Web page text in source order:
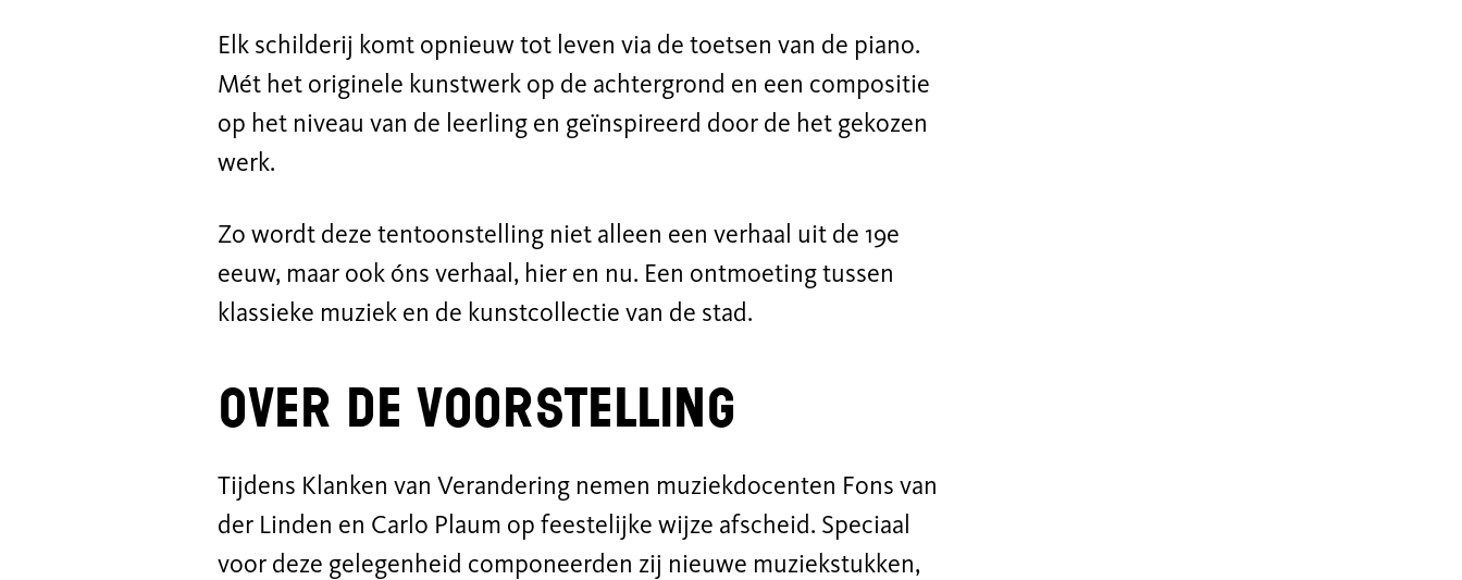
Elk schilderij komt opnieuw tot leven via de toetsen van de piano.
Mét het originele kunstwerk op de achtergrond en een compositie
op het niveau van de leerling en geïnspireerd door de het gekozen
werk.
Zo wordt deze tentoonstelling niet alleen een verhaal uit de 19e
eeuw, maar ook óns verhaal, hier en nu. Een ontmoeting tussen
klassieke muziek en de kunstcollectie van de stad.
Over de voorstelling
Tijdens Klanken van Verandering nemen muziekdocenten Fons van
der Linden en Carlo Plaum op feestelijke wijze afscheid. Speciaal
voor deze gelegenheid componeerden zij nieuwe muziekstukken,